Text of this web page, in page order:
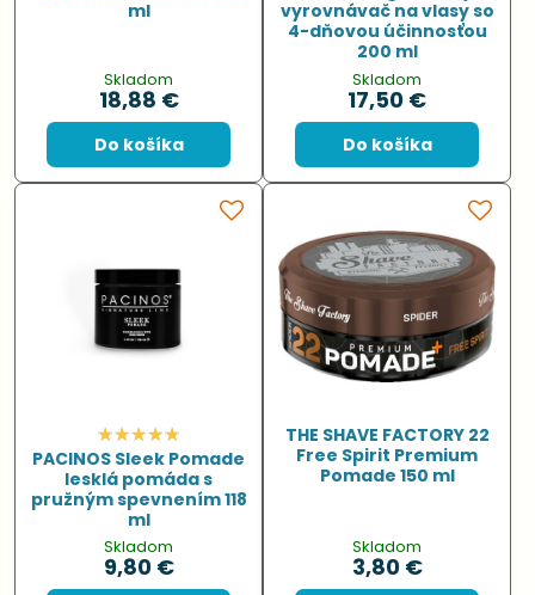
ml
Skladom
18,88 €
Do košíka
vyrovnávač na vlasy so
4-dňovou účinnosťou
200 ml
Skladom
17,50 €
Do košíka
PACINOS Sleek Pomade
lesklá pomáda s
pružným spevnením 118
ml
Skladom
9,80 €
THE SHAVE FACTORY 22
Free Spirit Premium
Pomade 150 ml
Skladom
3,80 €